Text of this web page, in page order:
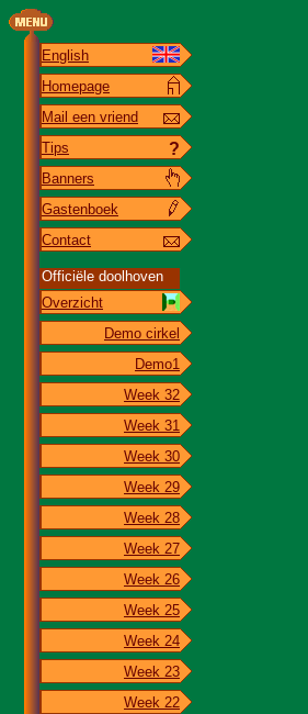
English
Homepage
Mail een vriend
Tips
?
Banners
Gastenboek
Contact
Officiële doolhoven
Overzicht
Demo cirkel
Demo1
Week 32
Week 31
Week 30
Week 29
Week 28
Week 27
Week 26
Week 25
Week 24
Week 23
Week 22